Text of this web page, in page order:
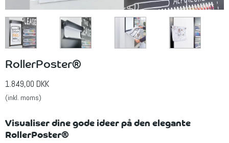
RollerPoster®
1.849,00 DKK
(inkl. moms)
Visualiser dine gode ideer på den elegante
RollerPoster®